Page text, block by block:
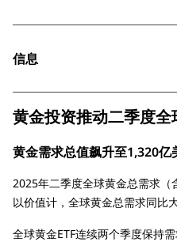
信息
黄金投资推动二季度
黄金需求总值飙升至1,320亿
2025年二季度全球黄金总需求
以价值计，全球黄金总需求同比
全球黄金ETF连续两个季度保持